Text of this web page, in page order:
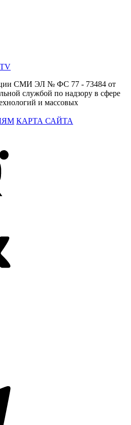
СМИ ЭЛ № ФС 77 - 73484 от
службой по надзору в сфере
и массовых
КАРТА САЙТА